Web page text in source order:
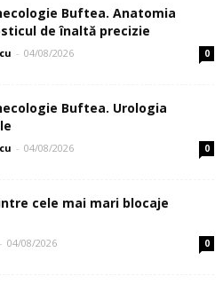
Buftea. Anatomia
de înaltă precizie
- 04/08/2026 0
Buftea. Urologia
- 04/08/2026 0
cele mai mari blocaje
- 04/08/2026 0